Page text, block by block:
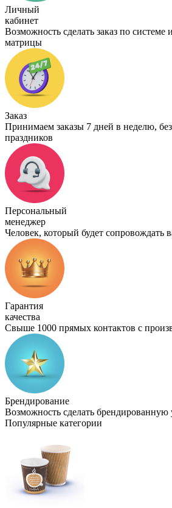
Личный
кабинет
Возможность сделать заказ по системе
матрицы
Заказ
Принимаем заказы 7 дней в неделю,
праздников
Персональный
менеджер
Человек, который будет сопровождать
Гарантия
качества
Свыше 1000 прямых контактов с
Брендирование
Возможность сделать брендированную
Популярные категории